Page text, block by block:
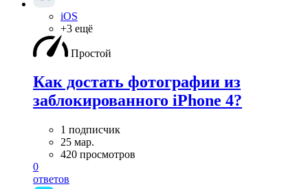
iOS
+3 ещё
Простой
Как достать фотографии из
заблокированного iPhone 4?
1 подписчик
25 мар.
420 просмотров
0
ответов